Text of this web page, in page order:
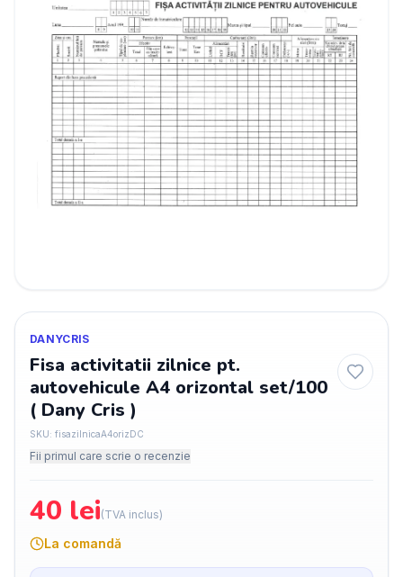
DANYCRIS
Fisa activitatii zilnice pt.
autovehicule A4 orizontal set/100
( Dany Cris )
SKU: fisazilnicaA4orizDC
Fii primul care scrie o recenzie
40 lei(TVA inclus)
La comandă